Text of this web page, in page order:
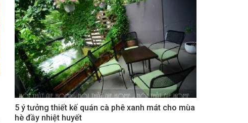
5 ý tưởng thiết kế quán cà phê xanh mát cho mùa
hè đầy nhiệt huyết